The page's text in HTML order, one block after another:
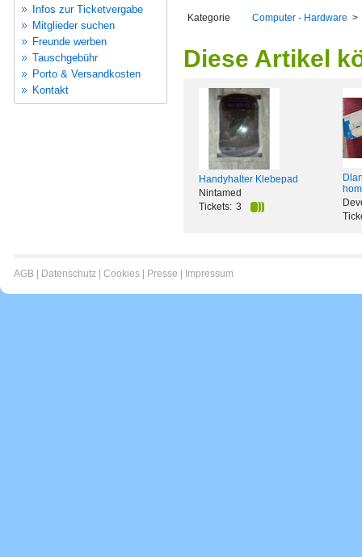
Infos zur Ticketvergabe
Mitglieder suchen
Freunde werben
Tauschgebühr
Porto & Versandkosten
Kontakt
Kategorie Computer - Hardware >
Diese Artikel
Handyhalter Klebepad
Nintamed
Tickets: 3
AGB Datenschutz Cookies Presse Impressum